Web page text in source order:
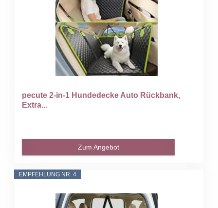
pecute 2-in-1 Hundedecke Auto Rückbank,
Extra...
Zum Angebot
EMPFEHLUNG NR. 4